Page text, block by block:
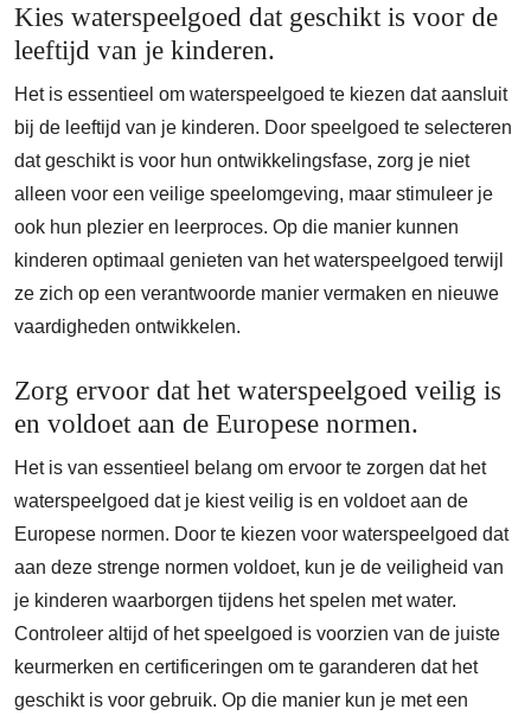
Kies waterspeelgoed dat geschikt is voor de
leeftijd van je kinderen.
Het is essentieel om waterspeelgoed te kiezen dat aansluit
bij de leeftijd van je kinderen. Door speelgoed te selecteren
dat geschikt is voor hun ontwikkelingsfase, zorg je niet
alleen voor een veilige speelomgeving, maar stimuleer je
ook hun plezier en leerproces. Op die manier kunnen
kinderen optimaal genieten van het waterspeelgoed terwijl
ze zich op een verantwoorde manier vermaken en nieuwe
vaardigheden ontwikkelen.
Zorg ervoor dat het waterspeelgoed veilig is
en voldoet aan de Europese normen.
Het is van essentieel belang om ervoor te zorgen dat het
waterspeelgoed dat je kiest veilig is en voldoet aan de
Europese normen. Door te kiezen voor waterspeelgoed dat
aan deze strenge normen voldoet, kun je de veiligheid van
je kinderen waarborgen tijdens het spelen met water.
Controleer altijd of het speelgoed is voorzien van de juiste
keurmerken en certificeringen om te garanderen dat het
geschikt is voor gebruik. Op die manier kun je met een